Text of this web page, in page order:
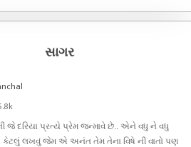
સાગર
જે દરિયા પ્રત્યે પ્રેમ જન્માવે છે.. એને વધુ ને વધુ
કેટલું લખવું જેમ એ અનંત તેમ તેના વિષે ની વાતો પણ